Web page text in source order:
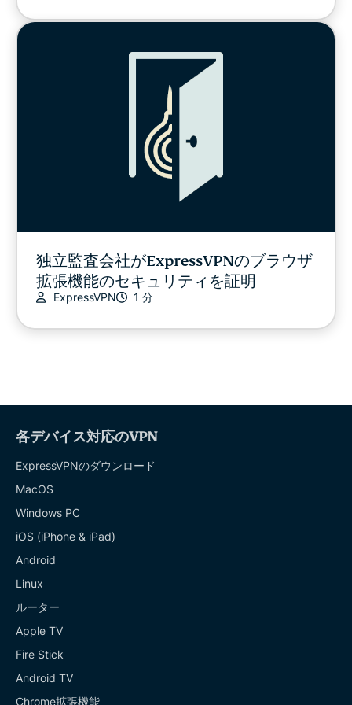
独立監査会社がExpressVPNのブラウザ
拡張機能のセキュリティを証明
ExpressVPN 1 分
各デバイス対応のVPN
ExpressVPNのダウンロード
MacOS
Windows PC
iOS (iPhone & iPad)
Android
Linux
ルーター
Apple TV
Fire Stick
Android TV
Chrome拡張機能